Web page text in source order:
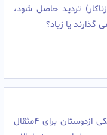
تردید حاصل شود،
من دوسال پیش پول زدم بحساب یکی ازدوستان برای 4مثقال